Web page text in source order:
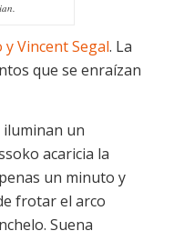
Vincent Segal. La
que se enraízan
un
acaricia la
un minuto y
frotar el arco
Suena